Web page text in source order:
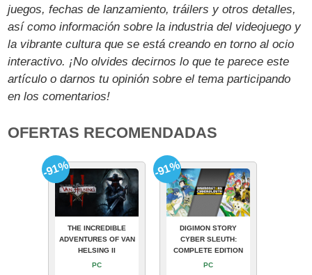
juegos, fechas de lanzamiento, tráilers y otros detalles,
así como información sobre la industria del videojuego y
la vibrante cultura que se está creando en torno al ocio
interactivo. ¡No olvides decirnos lo que te parece este
artículo o darnos tu opinión sobre el tema participando
en los comentarios!
OFERTAS RECOMENDADAS
THE INCREDIBLE
ADVENTURES OF VAN
HELSING II
PC
-91%
DIGIMON STORY
CYBER SLEUTH:
COMPLETE EDITION
PC
-91%